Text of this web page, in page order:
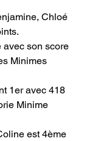
Chloé
avec son score
Minimes
1er avec 418
Minime
est 4ème